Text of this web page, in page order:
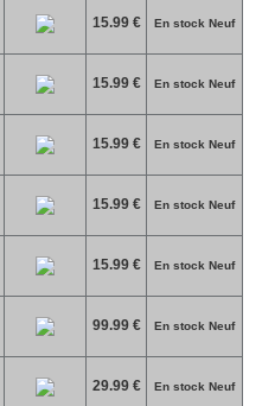
15.99 € En stock Neuf
15.99 € En stock Neuf
15.99 € En stock Neuf
15.99 € En stock Neuf
15.99 € En stock Neuf
99.99 € En stock Neuf
29.99 € En stock Neuf